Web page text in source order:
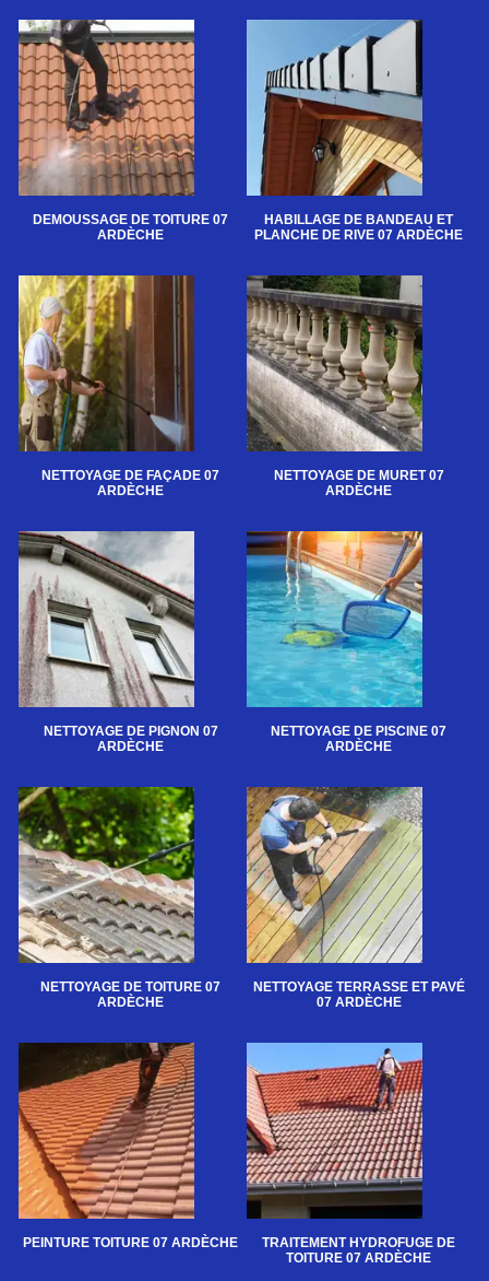
DEMOUSSAGE DE TOITURE 07
ARDÈCHE
HABILLAGE DE BANDEAU ET
PLANCHE DE RIVE 07 ARDÈCHE
NETTOYAGE DE FAÇADE 07
ARDÈCHE
NETTOYAGE DE MURET 07
ARDÈCHE
NETTOYAGE DE PIGNON 07
ARDÈCHE
NETTOYAGE DE PISCINE 07
ARDÈCHE
NETTOYAGE DE TOITURE 07
ARDÈCHE
NETTOYAGE TERRASSE ET PAVÉ
07 ARDÈCHE
PEINTURE TOITURE 07 ARDÈCHE
TRAITEMENT HYDROFUGE DE
TOITURE 07 ARDÈCHE